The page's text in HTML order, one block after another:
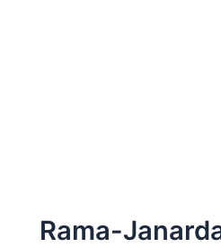
Rama-